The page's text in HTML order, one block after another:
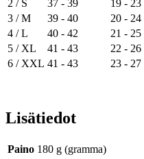
2 / S
37 - 39 19 - 23
3 / M
39 - 40 20 - 24
4 / L
40 - 42 21 - 25
5 / XL
41 - 43 22 - 26
6 / XXL 41 - 43 23 - 27
Lisätiedot
Paino 180 g (gramma)